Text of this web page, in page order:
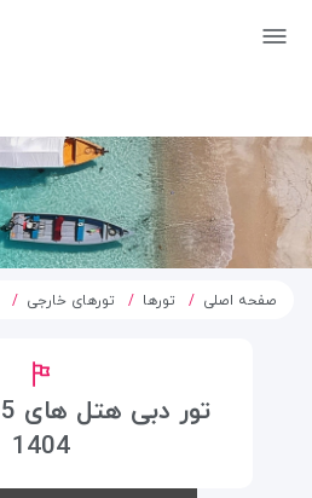
صفحه اصلی تورها تورهای خارجی
1404